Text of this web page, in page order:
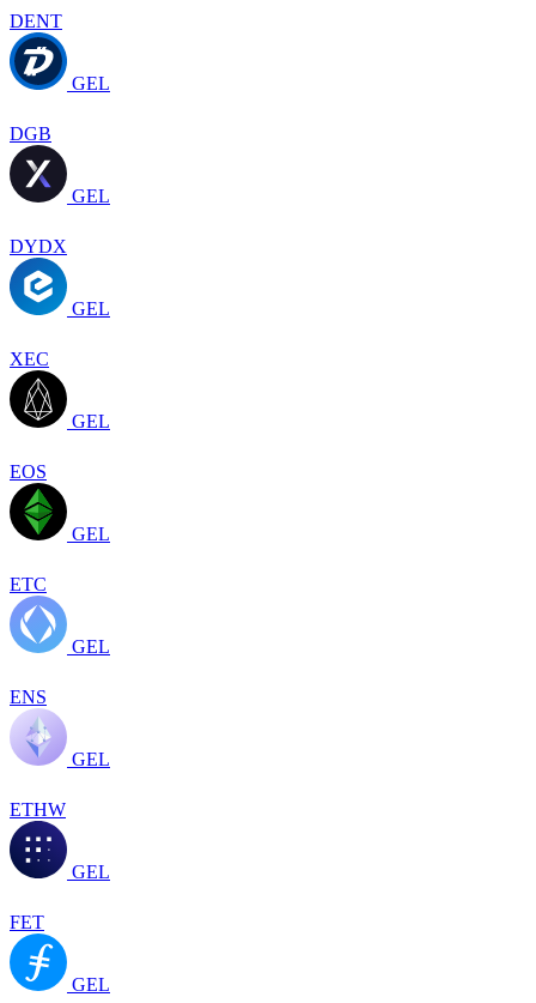
DENT
GEL
DGB
GEL
DYDX
GEL
XEC
GEL
EOS
GEL
ETC
GEL
ENS
GEL
ETHW
GEL
FET
GEL